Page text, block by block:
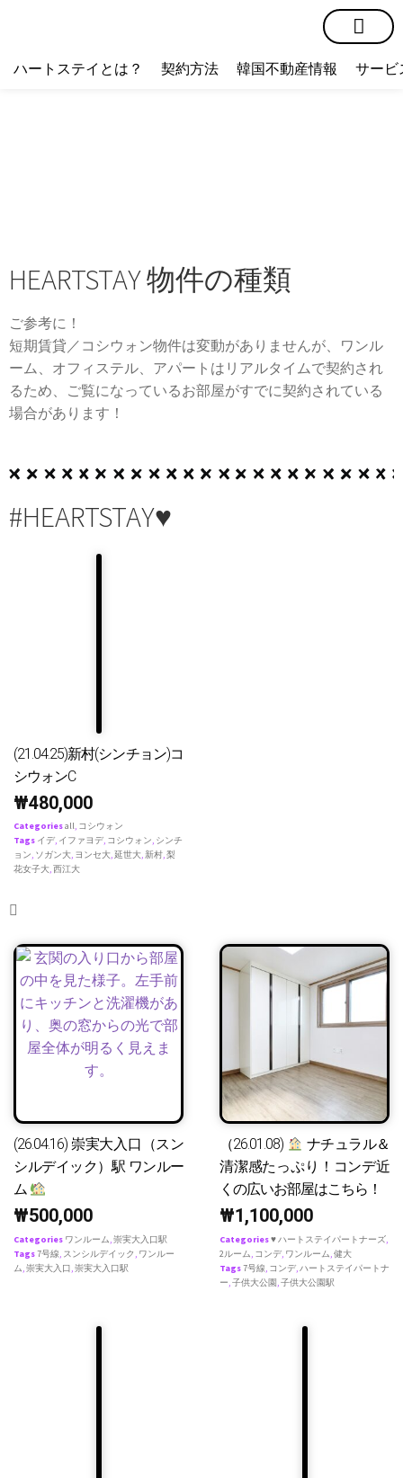
ハートステイとは？ 契約方法 韓国不動産情報 サービ
HEARTSTAY 物件の種類
ご参考に！
短期賃貸／コシウォン物件は変動がありませんが、ワンル
ーム、オフィステル、アパートはリアルタイムで契約され
るため、ご覧になっているお部屋がすでに契約されている
場合があります！
#HEARTSTAY♥
(21.04.25)新村(シンチョン)コ
シウォンC
₩480,000
Categoriesall, コシウォン
Tags イデ, イファヨデ, コシウォン, シンチ
ョン, ソガン大, ヨンセ大,延世大,新村,梨
花女子大,西江大
(26.04.16) 崇実大入口（スン
シルデイック）駅 ワンルー
ム
₩500,000
Categories ワンルーム,崇実大入口駅
Tags7号線, スンシルデイック , ワンルー
ム,崇実大入口,崇実大入口駅
（26.01.08)
ナチュラル＆
清潔感たっぷり！コンデ近
くの広いお部屋はこちら！
₩1,100,000
Categories♥ ハートステイパートナーズ,
2ルーム, コンデ, ワンルーム,健大
Tags7号線, コンデ,ハートステイパートナ
ー,子供大公園,子供大公園駅